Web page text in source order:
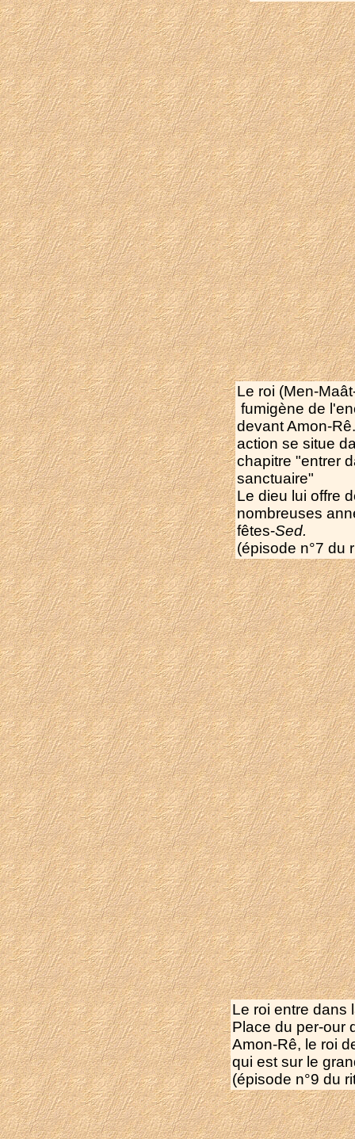
Le roi (Men-
fumigène de
devant Amon-
action se situe
chapitre "entrer
sanctuaire"
Le dieu lui offre
nombreuses
fêtes-Sed.
(épisode n°7 du
Le roi entre dans
Place du per-our
Amon-Rê, le roi
qui est sur le
(épisode n°9 du